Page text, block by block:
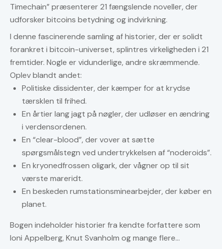
Timechain” præsenterer 21 fængslende noveller, der
udforsker bitcoins betydning og indvirkning.
I denne fascinerende samling af historier, der er solidt
forankret i bitcoin-universet, splintres virkeligheden i 21
fremtider. Nogle er vidunderlige, andre skræmmende.
Oplev blandt andet:
Politiske dissidenter, der kæmper for at krydse
tærsklen til frihed.
En årtier lang jagt på nøgler, der udløser en ændring
i verdensordenen.
En “clear-blood”, der vover at sætte
spørgsmålstegn ved undertrykkelsen af “noderoids”.
En kryonedfrossen oligark, der vågner op til sit
værste mareridt.
En beskeden rumstationsminearbejder, der køber en
planet.
Bogen indeholder historier fra kendte forfattere som
Ioni Appelberg, Knut Svanholm og mange flere…